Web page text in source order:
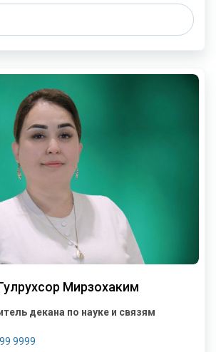
Мирзохаким
декана по науке и связям
9999